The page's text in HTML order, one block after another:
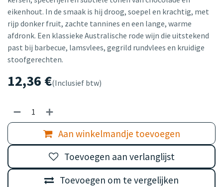
eikenhout. In de smaak is hij droog, soepel en krachtig, met
rijp donker fruit, zachte tannines en een lange, warme
afdronk. Een klassieke Australische rode wijn die uitstekend
past bij barbecue, lamsvlees, gegrild rundvlees en kruidige
stoofgerechten.
12,36 €(Inclusief btw)
Aan winkelmandje toevoegen
Toevoegen om te vergelijken
Toevoegen aan verlanglijst